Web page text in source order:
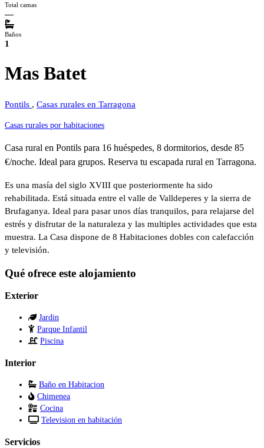
Total camas
—
Baños
1
Mas Batet
Pontils , Casas rurales en Tarragona
Casas rurales por habitaciones
Casa rural en Pontils para 16 huéspedes, 8 dormitorios, desde 85
€/noche. Ideal para grupos. Reserva tu escapada rural en Tarragona.
Es una masía del siglo XVIII que posteriormente ha sido
rehabilitada. Está situada entre el valle de Valldeperes y la sierra de
Brufaganya. Ideal para pasar unos días tranquilos, para relajarse del
estrés y disfrutar de la naturaleza y las multiples actividades que esta
muestra. La Casa dispone de 8 Habitaciones dobles con calefacción
y televisión.
Qué ofrece este alojamiento
Exterior
Jardin
Parque Infantil
Piscina
Interior
Baño en Habitacion
Chimenea
Cocina
Television en habitación
Servicios